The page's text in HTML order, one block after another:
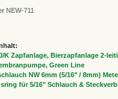
NEW-711
K Zapfanlage, Bierzapfanlage 2-
Green Line
NW 6mm (5/16" / 8mm)
für 5/16" Schlauch &